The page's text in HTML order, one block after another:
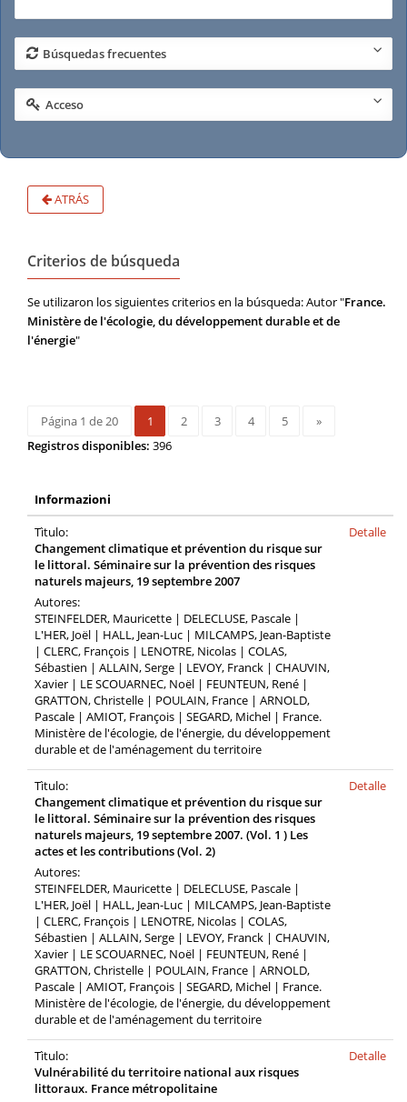
Búsquedas frecuentes
Acceso
ATRÁS
Criterios de búsqueda
Se utilizaron los siguientes criterios en la búsqueda: Autor "France.
Ministère de l'écologie, du développement durable et de
l'énergie"
Página 1 de 20 1 2 3 4 5
»
Registros disponibles: 396
Informazioni
Tìtulo:
Changement climatique et prévention du risque sur
le littoral. Séminaire sur la prévention des risques
naturels majeurs, 19 septembre 2007
Autores:
STEINFELDER, Mauricette | DELECLUSE, Pascale |
L'HER, Joël | HALL, Jean-Luc | MILCAMPS, Jean-Baptiste
| CLERC, François | LENOTRE, Nicolas | COLAS,
Sébastien | ALLAIN, Serge | LEVOY, Franck | CHAUVIN,
Xavier | LE SCOUARNEC, Noël | FEUNTEUN, René |
GRATTON, Christelle | POULAIN, France | ARNOLD,
Pascale | AMIOT, François | SEGARD, Michel | France.
Ministère de l'écologie, de l'énergie, du développement
durable et de l'aménagement du territoire
Detalle
Tìtulo:
Changement climatique et prévention du risque sur
le littoral. Séminaire sur la prévention des risques
naturels majeurs, 19 septembre 2007. (Vol. 1 ) Les
actes et les contributions (Vol. 2)
Autores:
STEINFELDER, Mauricette | DELECLUSE, Pascale |
L'HER, Joël | HALL, Jean-Luc | MILCAMPS, Jean-Baptiste
| CLERC, François | LENOTRE, Nicolas | COLAS,
Sébastien | ALLAIN, Serge | LEVOY, Franck | CHAUVIN,
Xavier | LE SCOUARNEC, Noël | FEUNTEUN, René |
GRATTON, Christelle | POULAIN, France | ARNOLD,
Pascale | AMIOT, François | SEGARD, Michel | France.
Ministère de l'écologie, de l'énergie, du développement
durable et de l'aménagement du territoire
Detalle
Tìtulo:
Vulnérabilité du territoire national aux risques
littoraux. France métropolitaine
Detalle